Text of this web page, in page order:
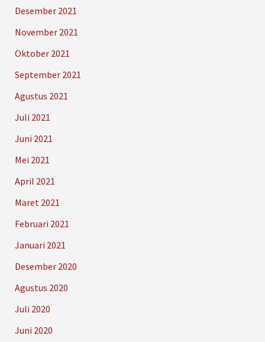
Desember 2021
November 2021
Oktober 2021
September 2021
Agustus 2021
Juli 2021
Juni 2021
Mei 2021
April 2021
Maret 2021
Februari 2021
Januari 2021
Desember 2020
Agustus 2020
Juli 2020
Juni 2020